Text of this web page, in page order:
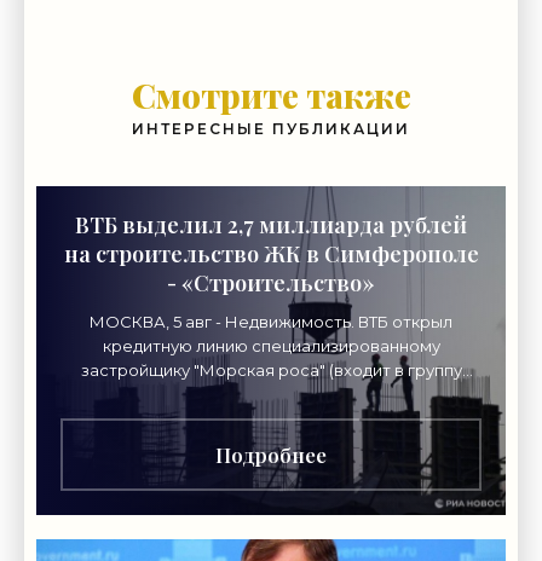
Смотрите также
ИНТЕРЕСНЫЕ ПУБЛИКАЦИИ
ВТБ выделил 2,7 миллиарда рублей
на строительство ЖК в Симферополе
- «Строительство»
МОСКВА, 5 авг - Недвижимость. ВТБ открыл
кредитную линию специализированному
застройщику "Морская роса" (входит в группу
"Монолит") в 2,7 миллиарда рублей для
Подробнее